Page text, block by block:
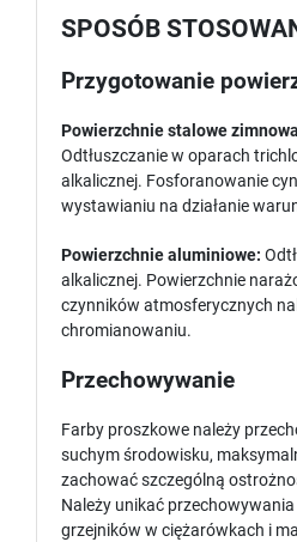
SPOSÓB
Przygotowanie
Powierzchnie stalowe
Odtłuszczanie w oparach
alkalicznej. Fosforanowanie
wystawianiu na działanie
Powierzchnie aluminiowe:
alkalicznej. Powierzchnie
czynników atmosferycznych
chromianowaniu.
Przechowywanie
Farby proszkowe należy
suchym środowisku,
zachować szczególną
Należy unikać przechowywania
grzejników w ciężarówkach i